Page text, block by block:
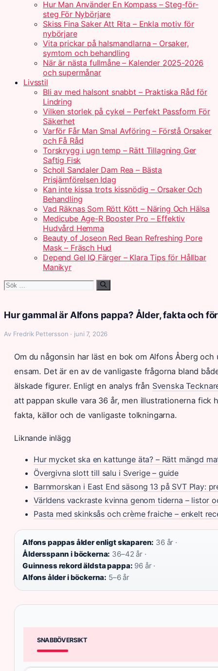
Hur Man Använder En Kompass – Steg-för-
steg För Nybörjare
Skiss Fina Saker Att Rita – Enkla motiv för
nybörjare
Vita prickar på halsmandlarna – Orsaker,
symtom och behandling
När är nästa fullmåne – Kalender 2025-2026
och supermånar
Livsstil
Bli av med halsont snabbt – Praktiska Råd för
Lindring
Vilken storlek på cykel – Perfekt Passform För
Säkerhet
Varför Får Man Smal Avföring – Förstå Orsaker
och Få Råd
Torskrygg i ugn temp – Rätt Tillagning Ger
Saftig Fisk
Scholl Sandaler Dam Rea – Bästa
Prisjämförelsen Idag
Kan inte kissa trots kissnödig – Orsaker Och
Behandling
Vad Räknas Som Rött Kött – Näring Och Hälsa
Medicube Age-R Booster Pro – Effektiv
Hudvård Hemma
Beauty of Joseon Red Bean Refreshing Pore
Mask – Fräsch Hud
Depend Gel IQ Färger – Klara Tips för Hållbar
Manikyr
Sök
Hur gammal är Alfons pappa? Ålder, fakta och
Av Fredrik Pettersson · juni 7, 2026
Om du någonsin har läst en bok om Alfons Åberg
ensam. Det är en av de vanligaste frågorna bland
älskade figurer. Enligt en analys från Svenska
att pappan skulle vara 36 år, men illustrationerna
fakta, källor och de vanligaste tolkningarna.
Liknande inlägg
Hur mycket ska en kattunge äta? – Rätt mängd
Övergivna slott till salu i Sverige – guide
Barnmorskan i East End säsong 13 på SVT Play:
Världens vackraste kvinna genom tiderna – listor
Pasta med skinksås och crème fraiche – enkelt
Alfons pappas ålder enligt skaparen: 36 år ·
Åldersspann i böckerna: 36–42 år ·
Guinness rekord äldsta pappa: 96 år ·
Alfons ålder i böckerna: 5–6 år
SNABBÖVERSIKT